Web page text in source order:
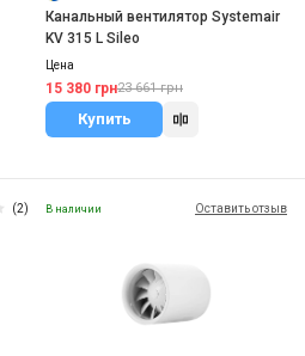
Канальный вентилятор Systemair
KV 315 L Sileo
Цена
15 380 грн23 661 грн
Купить
(2) В наличии Оставить отзыв